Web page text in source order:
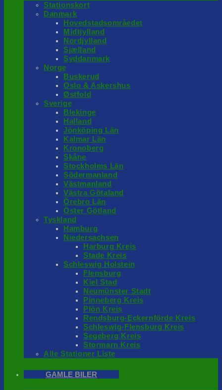
Stationskort
Danmark
Hovedstadsområedet
Midtjylland
Nordjylland
Sjælland
Syddanmark
Norge
Buskerud
Oslo & Askershus
Østfold
Sverige
Blekinge
Halland
Jönköping Län
Kalmar Län
Kronoberg
Skåne
Stockholms Län
Södermanland
Västmanland
Västra Götaland
Örebro Län
Öster Götland
Tyskland
Hamburg
Niedersachsen
Harburg Kreis
Stade Kreis
Schleswig Holstein
Flensburg
Kiel Stad
Neumünster Stadt
Pinneberg Kreis
Plön Kreis
Rendsburg-Eckernförde Kreis
Schleswig-Flensburg Kreis
Segeberg Kreis
Stormarn Kreis
Alle Stationer Liste
GAMLE BILER